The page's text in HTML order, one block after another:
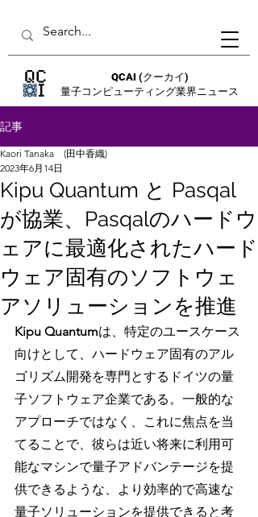
QCAI (クーカイ)
量子コンピューティング業界ニュース
記事
Kipu Quantum と Pasqal
が協業、Pasqalのハードウ
ェアに最適化されたハード
ウェア固有のソフトウェ
アソリューションを推進
Kaori Tanaka (田中香織)
2023年6月14日
Kipu Quantumは、特定のユースケース
向けとして、ハードウェア固有のアル
ゴリズム開発を専門とするドイツの量
子ソフトウェア企業である。一般的な
アプローチではなく、これに焦点を当
てることで、彼らは近い将来に利用可
能なマシンで量子アドバンテージを提
供できるような、より効率的で高速な
量子ソリューションを提供できると考